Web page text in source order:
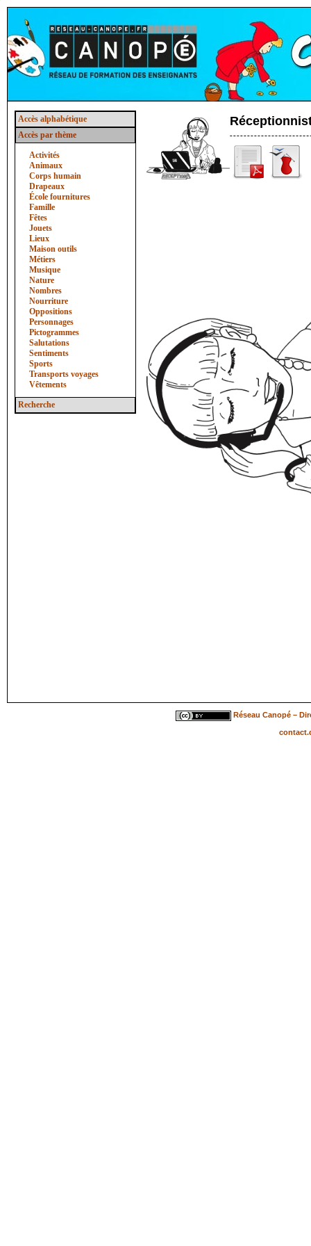
Accès alphabétique
Accès par thème
Activités
Animaux
Corps humain
Drapeaux
École fournitures
Famille
Fêtes
Jouets
Lieux
Maison outils
Métiers
Musique
Nature
Nombres
Nourriture
Oppositions
Personnages
Pictogrammes
Salutations
Sentiments
Sports
Transports voyages
Vêtements
Recherche
Réseau Canopé –